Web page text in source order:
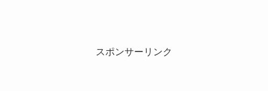
スポンサーリンク